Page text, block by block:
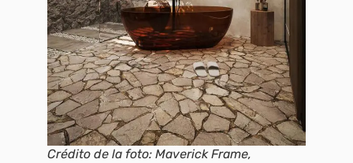
Crédito de la foto: Maverick Frame,